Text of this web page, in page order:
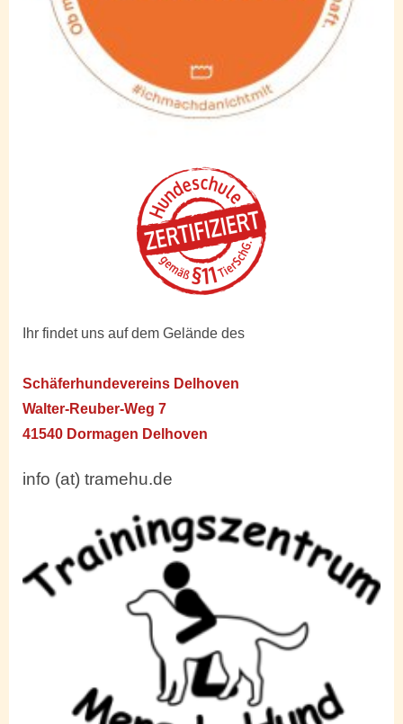
Ihr findet uns auf dem Gelände des
Schäferhundevereins Delhoven
Walter-Reuber-Weg 7
41540 Dormagen Delhoven
info (at) tramehu.de